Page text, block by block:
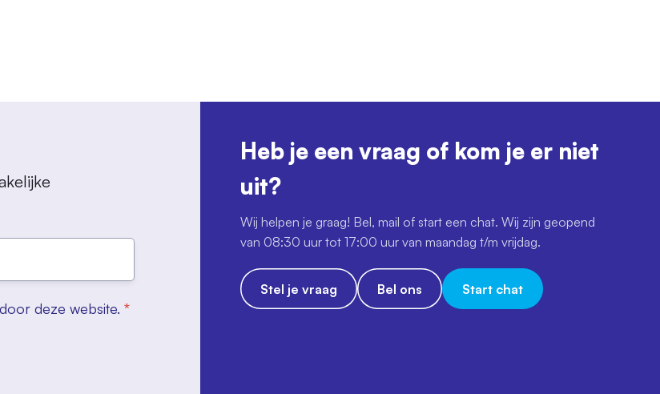
deze website. *
Heb je een vraag of kom je er niet
uit?
Wij helpen je graag! Bel, mail of start een chat. Wij zijn geopend
van 08:30 uur tot 17:00 uur van maandag t/m vrijdag.
Stel je vraag Bel ons Start chat